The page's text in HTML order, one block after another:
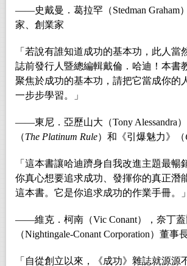
――史戴曼．葛拉罕（Stedman Graham
家、創業家
「若說有誰知道成功的基本功，此人當
誌前發行人暨總編輯戴倫．哈迪！本書
聚焦於成功的基本功，請把它當成你的
一步步學習。」
――東尼．亞歷山大（Tony Alessandra）
（The Platinum Rule）和《引爆魅力》（
「這本書讓哈迪躋身自我改進主題最暢
你真心想要追求成功、發揮你的真正潛
這本書。它是你追求成功的作業手冊。」
――維克．柯南（Vic Conant），奈丁蓋
（Nightingale-Conant Corporation）董事
「自從創立以來，《成功》雜誌就源源